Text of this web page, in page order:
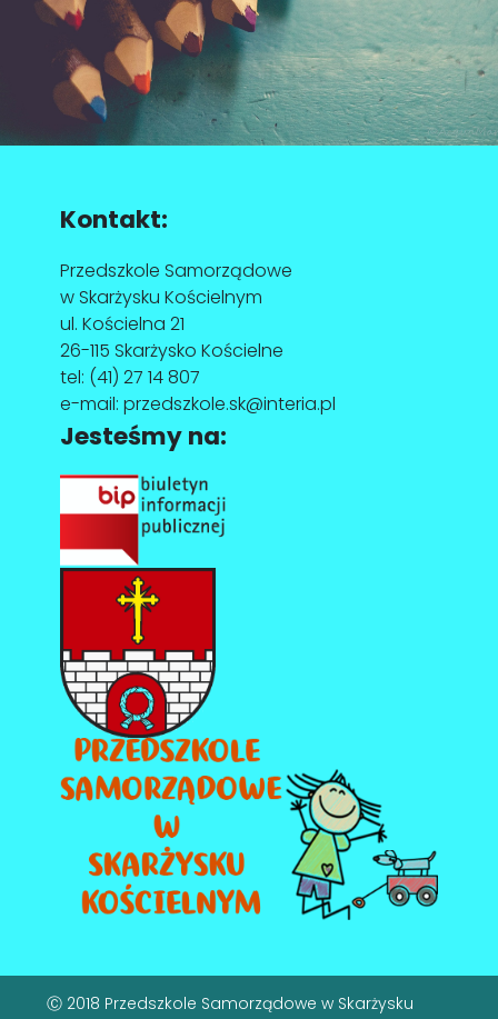
Kontakt:
Przedszkole Samorządowe
w Skarżysku Kościelnym
ul. Kościelna 21
26-115 Skarżysko Kościelne
tel: (41) 27 14 807
e-mail: przedszkole.sk@interia.pl
Jesteśmy na:
Ⓒ 2018 Przedszkole Samorządowe w Skarżysku